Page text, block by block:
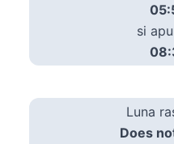
si
Luna
Does